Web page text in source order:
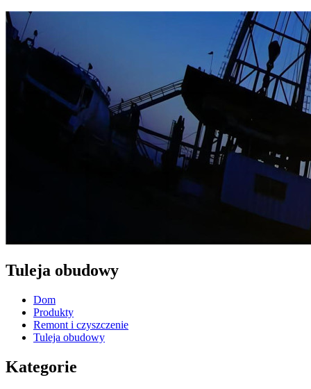
Tuleja obudowy
Dom
Produkty
Remont i czyszczenie
Tuleja obudowy
Kategorie